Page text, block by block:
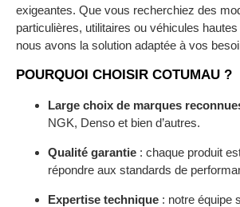
exigeantes. Que vous recherchiez des
particulières, utilitaires ou véhicules
nous avons la solution adaptée à vos
POURQUOI CHOISIR COTUMAU ?
Large choix de marques
NGK, Denso et bien d’autres.
Qualité garantie : chaque produit
répondre aux standards de
Expertise technique : notre équipe